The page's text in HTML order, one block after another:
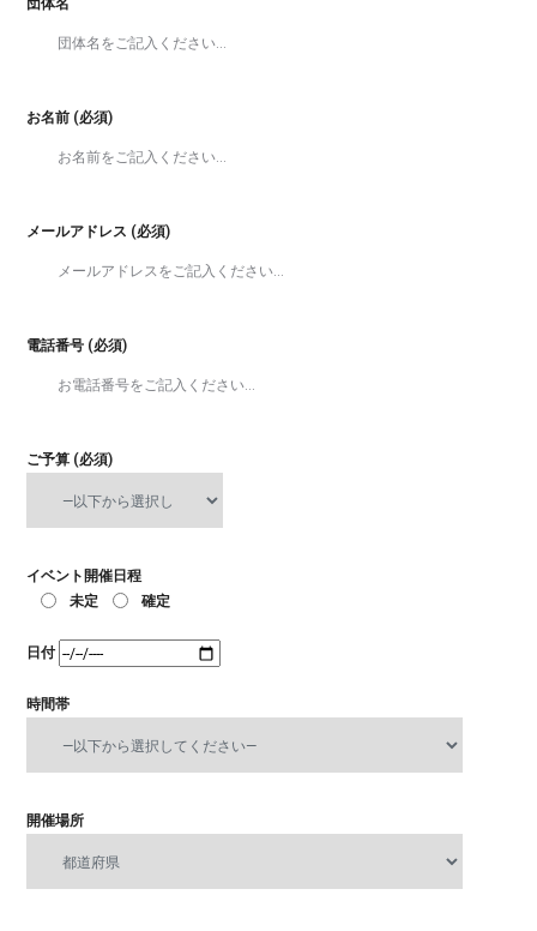
団体名
お名前 (必須)
メールアドレス (必須)
電話番号 (必須)
ご予算 (必須)
イベント開催日程
未定
確定
日付
時間帯
開催場所